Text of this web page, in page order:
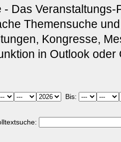
- Das Veranstaltungs-
Themensuche
Kongresse,
in Outlook oder
Bis: